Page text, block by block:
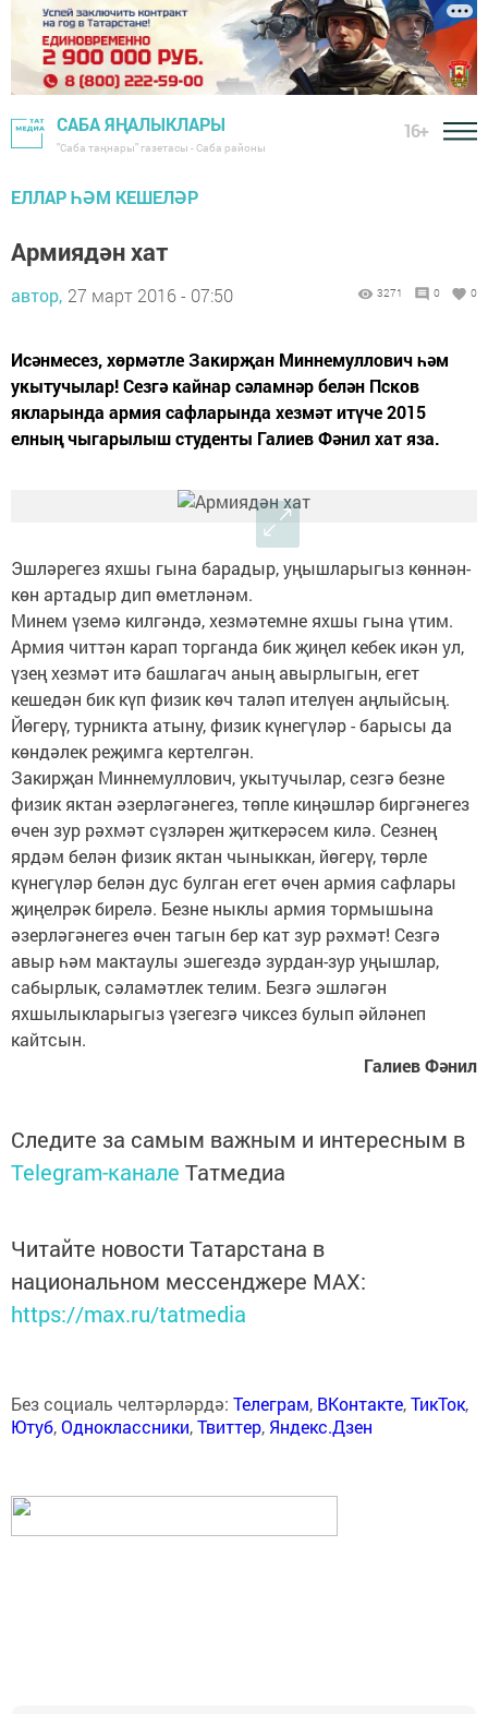
САБА ЯҢАЛЫКЛАРЫ
"Саба таңнары" газетасы - Саба районы
16+
ЕЛЛАР ҺӘМ КЕШЕЛӘР
Армиядән хат
автор, 27 март 2016 - 07:50 3271 0 0
Исәнмесез, хөрмәтле Закирҗан Миннемуллович һәм
укытучылар! Сезгә кайнар сәламнәр белән Псков
якларында армия сафларында хезмәт итүче 2015
елның чыгарылыш студенты Галиев Фәнил хат яза.
Эшләрегез яхшы гына барадыр, уңышларыгыз көннән-
көн артадыр дип өметләнәм.
Минем үземә килгәндә, хезмәтемне яхшы гына үтим.
Армия читтән карап торганда бик җиңел кебек икән ул,
үзең хезмәт итә башлагач аның авырлыгын, егет
кешедән бик күп физик көч таләп ителүен аңлыйсың.
Йөгерү, турникта атыну, физик күнегүләр - барысы да
көндәлек реҗимга кертелгән.
Закирҗан Миннемуллович, укытучылар, сезгә безне
физик яктан әзерләгәнегез, төпле киңәшләр биргәнегез
өчен зур рәхмәт сүзләрен җиткерәсем килә. Сезнең
ярдәм белән физик яктан чыныккан, йөгерү, төрле
күнегүләр белән дус булган егет өчен армия сафлары
җиңелрәк бирелә. Безне ныклы армия тормышына
әзерләгәнегез өчен тагын бер кат зур рәхмәт! Сезгә
авыр һәм мактаулы эшегездә зурдан-зур уңышлар,
сабырлык, сәламәтлек телим. Безгә эшләгән
яхшылыкларыгыз үзегезгә чиксез булып әйләнеп
кайтсын.
Галиев Фәнил
Следите за самым важным и интересным в
Telegram-канале Татмедиа
Читайте новости Татарстана в
национальном мессенджере MАХ:
https://max.ru/tatmedia
Без социаль челтәрләрдә: Телеграм, ВКонтакте,ТикТок,
Ютуб,Одноклассники,Твиттер, Яндекс.Дзен